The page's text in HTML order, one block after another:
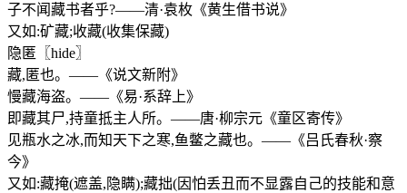
子不闻藏书者乎?——清·袁枚《黄生借书说》
又如:矿藏;收藏(收集保藏)
隐匿〖hide〗
藏,匿也。——《说文新附》
慢藏海盗。——《易·系辞上》
即藏其尸,持童抵主人所。——唐·柳宗元《童区寄传》
见瓶水之冰,而知天下之寒,鱼鳖之藏也。——《吕氏春秋·察
今》
又如:藏掩(遮盖,隐瞒);藏拙(因怕丢丑而不显露自己的技能和意